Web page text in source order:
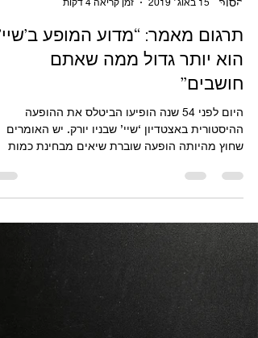
אורי קואז
תרגום מאמר: “מדוע המופע
הוא יותר גדול ממה שאתם
חושבים”
ההיסטורית באצטדיון ‘שיי’ שבניו יורק. יש האומרים
שחוץ מהיותה הופעה שוברת שיאים מבחינת כמות
הקהל,...